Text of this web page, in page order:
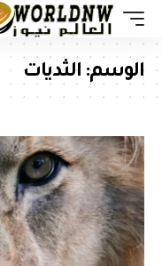
الوسم: الثديات